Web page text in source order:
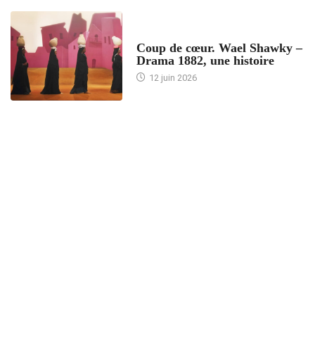
Coup de cœur. Wael Shawky –
Drama 1882, une histoire
12 juin 2026